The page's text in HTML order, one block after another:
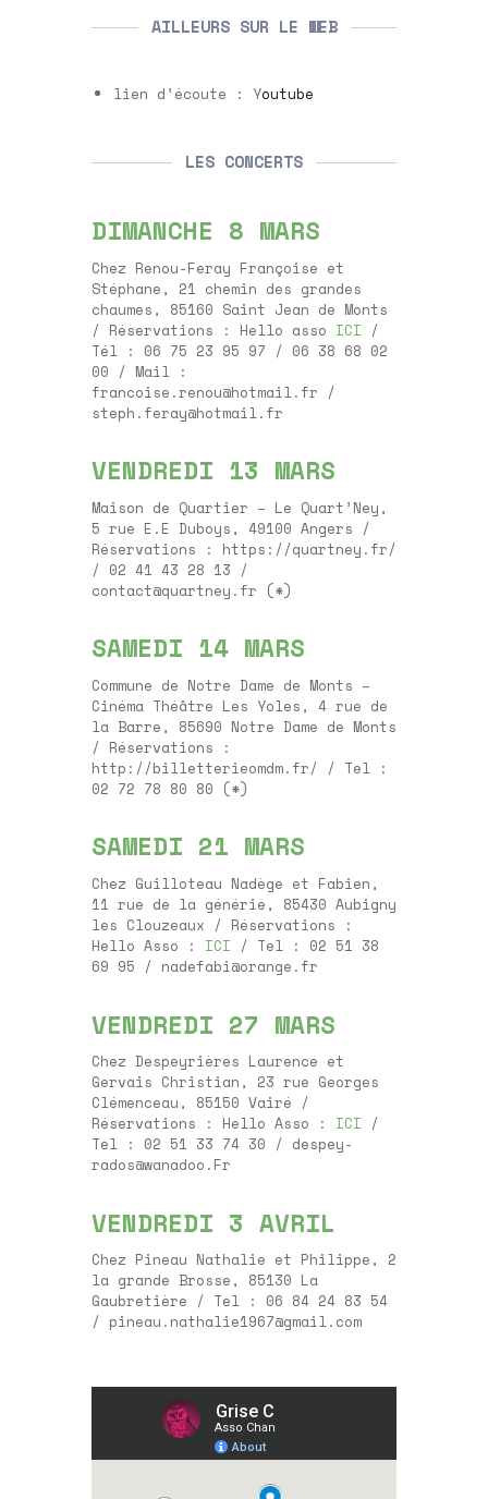
AILLEURS SUR LE WEB
lien d’écoute : Youtube
LES CONCERTS
DIMANCHE 8 MARS
Chez Renou-Feray Françoise et
Stéphane, 21 chemin des grandes
chaumes, 85160 Saint Jean de Monts
/ Réservations : Hello asso ICI /
Tél : 06 75 23 95 97 / 06 38 68 02
00 / Mail :
francoise.renou@hotmail.fr /
steph.feray@hotmail.fr
VENDREDI 13 MARS
Maison de Quartier – Le Quart’Ney,
5 rue E.E Duboys, 49100 Angers /
Réservations : https://quartney.fr/
/ 02 41 43 28 13 /
contact@quartney.fr (*)
SAMEDI 14 MARS
Commune de Notre Dame de Monts –
Cinéma Théâtre Les Yoles, 4 rue de
la Barre, 85690 Notre Dame de Monts
/ Réservations :
http://billetterieomdm.fr/ / Tel :
02 72 78 80 80 (*)
SAMEDI 21 MARS
Chez Guilloteau Nadège et Fabien,
11 rue de la générie, 85430 Aubigny
les Clouzeaux / Réservations :
Hello Asso : ICI / Tel : 02 51 38
69 95 / nadefabi@orange.fr
VENDREDI 27 MARS
Chez Despeyrières Laurence et
Gervais Christian, 23 rue Georges
Clémenceau, 85150 Vairé /
Réservations : Hello Asso : ICI /
Tel : 02 51 33 74 30 / despey-
rados@wanadoo.Fr
VENDREDI 3 AVRIL
Chez Pineau Nathalie et Philippe, 2
la grande Brosse, 85130 La
Gaubretière / Tel : 06 84 24 83 54
/ pineau.nathalie1967@gmail.com